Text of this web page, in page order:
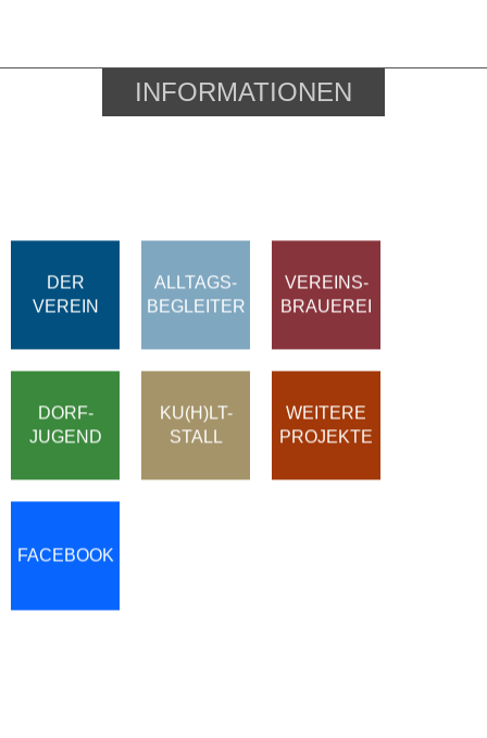
INFORMATIONEN
DER
VEREIN
ALLTAGS-
BEGLEITER
VEREINS-
BRAUEREI
DORF-
JUGEND
KU(H)LT-
STALL
WEITERE
PROJEKTE
FACEBOOK